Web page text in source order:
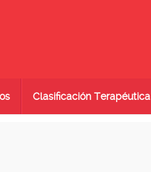
Clasificación Terapéutica